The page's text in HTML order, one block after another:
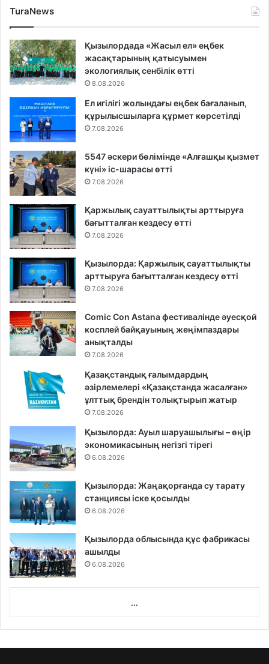
TuraNews
Қызылордада «Жасыл ел» еңбек
жасақтарының қатысуымен
экологиялық сенбілік өтті
8.08.2026
Ел игілігі жолындағы еңбек бағаланып,
құрылысшыларға құрмет көрсетілді
7.08.2026
5547 әскери бөлімінде «Алғашқы қызмет
күні» іс-шарасы өтті
7.08.2026
Қаржылық сауаттылықты арттыруға
бағытталған кездесу өтті
7.08.2026
Қызылорда: Қаржылық сауаттылықты
арттыруға бағытталған кездесу өтті
7.08.2026
Comic Con Astana фестивалінде әуесқой
косплей байқауының жеңімпаздары
анықталды
7.08.2026
Қазақстандық ғалымдардың
әзірлемелері «Қазақстанда жасалған»
ұлттық брендін толықтырып жатыр
7.08.2026
Қызылорда: Ауыл шаруашылығы – өңір
экономикасының негізгі тірегі
6.08.2026
Қызылорда: Жаңақорғанда су тарату
станциясы іске қосылды
6.08.2026
Қызылорда облысында құс фабрикасы
ашылды
6.08.2026
...